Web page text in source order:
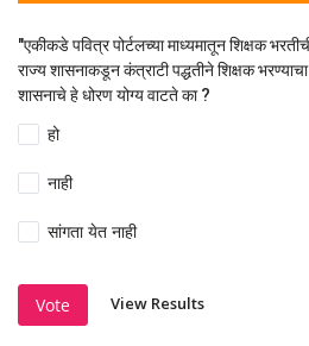
"एकीकडे पवित्र पोर्टलच्या माध्यमातून शिक्षक
राज्य शासनाकडून कंत्राटी पद्धतीने शिक्षक
शासनाचे हे धोरण योग्य वाटते का ?
हो
नाही
सांगता येत नाही
Vote View Results